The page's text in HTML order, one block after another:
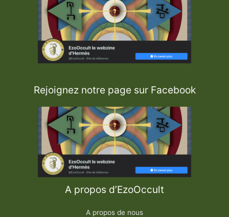
Rejoignez notre page sur Facebook
A propos d’EzoOccult
A propos de nous